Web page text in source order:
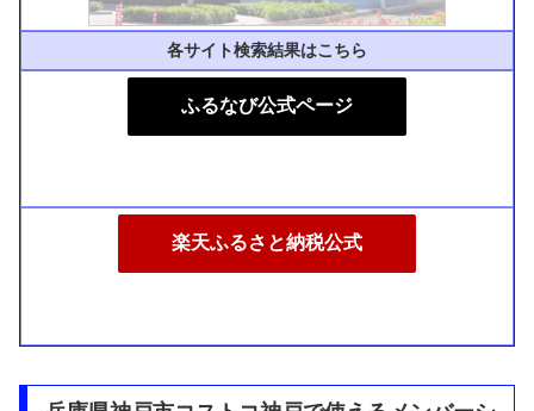
各サイト検索結果はこちら
ふるなび公式ページ
楽天ふるさと納税公式